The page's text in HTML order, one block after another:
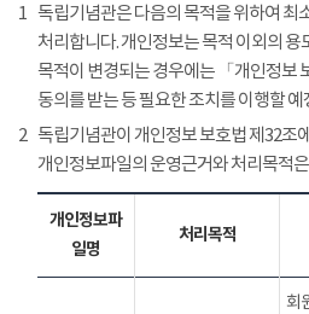
1 독립기념관은 다음의 목적을 위하여 최
처리합니다. 개인정보는 목적 이외의
목적이 변경되는 경우에는 「개인정보
동의를 받는 등 필요한 조치를 이행할 예
2 독립기념관이 개인정보 보호법 제32조
개인정보파일의 운영근거와 처리목적
개인정보파
일명
처리목적
회